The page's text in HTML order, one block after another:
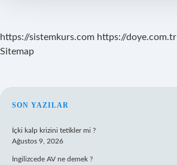
https://sistemkurs.com https://doye.com.tr
Sitemap
SIDEBAR
SON YAZILAR
İçki kalp krizini tetikler mi ?
Ağustos 9, 2026
İngilizcede AV ne demek ?